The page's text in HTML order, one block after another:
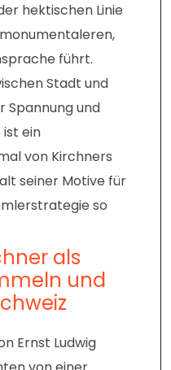
hektischen Linie
führt.
Stadt und
Spannung und
ein
von Kirchners
seiner Motive für
so
als
und
Ernst Ludwig